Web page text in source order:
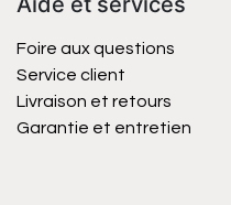
Foire aux questions
Service client
Livraison et retours
Garantie et entretien